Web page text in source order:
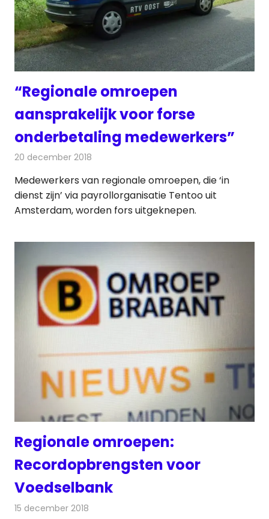
“Regionale omroepen
aansprakelijk voor forse
onderbetaling medewerkers”
20 december 2018
Medewerkers van regionale omroepen, die ‘in
dienst zijn’ via payrollorganisatie Tentoo uit
Amsterdam, worden fors uitgeknepen.
Regionale omroepen:
Recordopbrengsten voor
Voedselbank
15 december 2018